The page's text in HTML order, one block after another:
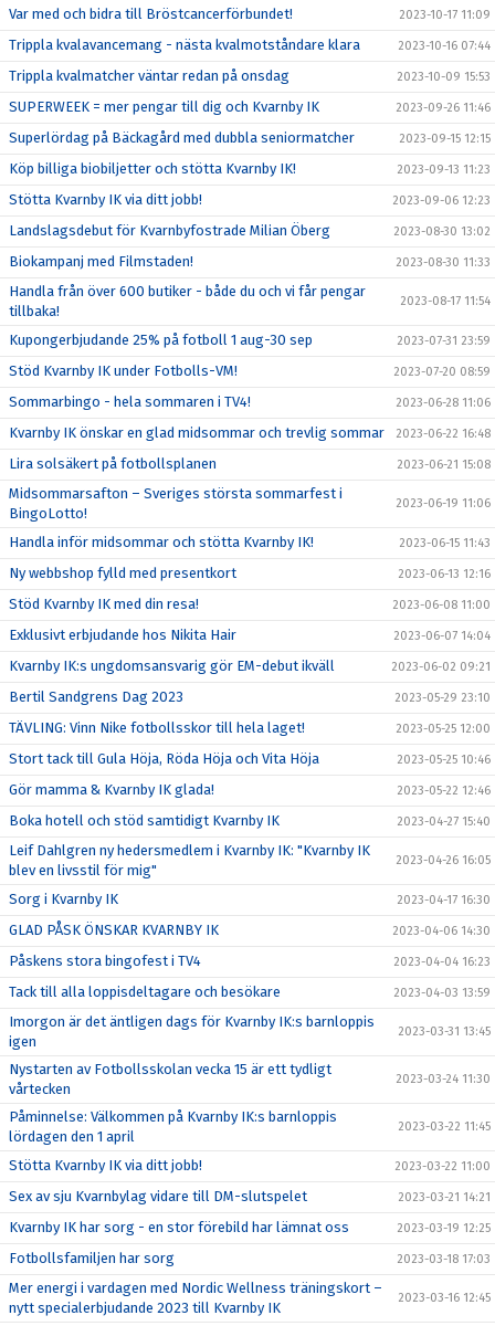
Var med och bidra till Bröstcancerförbundet! 2023-10-17 11:09
Trippla kvalavancemang - nästa kvalmotståndare klara 2023-10-16 07:44
Trippla kvalmatcher väntar redan på onsdag 2023-10-09 15:53
SUPERWEEK = mer pengar till dig och Kvarnby IK 2023-09-26 11:46
Superlördag på Bäckagård med dubbla seniormatcher 2023-09-15 12:15
Köp billiga biobiljetter och stötta Kvarnby IK! 2023-09-13 11:23
Stötta Kvarnby IK via ditt jobb! 2023-09-06 12:23
Landslagsdebut för Kvarnbyfostrade Milian Öberg 2023-08-30 13:02
Biokampanj med Filmstaden! 2023-08-30 11:33
Handla från över 600 butiker - både du och vi får pengar
tillbaka!
2023-08-17 11:54
Kupongerbjudande 25% på fotboll 1 aug-30 sep 2023-07-31 23:59
Stöd Kvarnby IK under Fotbolls-VM! 2023-07-20 08:59
Sommarbingo - hela sommaren i TV4! 2023-06-28 11:06
Kvarnby IK önskar en glad midsommar och trevlig sommar 2023-06-22 16:48
Lira solsäkert på fotbollsplanen 2023-06-21 15:08
Midsommarsafton – Sveriges största sommarfest i
BingoLotto!
2023-06-19 11:06
Handla inför midsommar och stötta Kvarnby IK! 2023-06-15 11:43
Ny webbshop fylld med presentkort 2023-06-13 12:16
Stöd Kvarnby IK med din resa! 2023-06-08 11:00
Exklusivt erbjudande hos Nikita Hair 2023-06-07 14:04
Kvarnby IK:s ungdomsansvarig gör EM-debut ikväll 2023-06-02 09:21
Bertil Sandgrens Dag 2023 2023-05-29 23:10
TÄVLING: Vinn Nike fotbollsskor till hela laget! 2023-05-25 12:00
Stort tack till Gula Höja, Röda Höja och Vita Höja 2023-05-25 10:46
Gör mamma & Kvarnby IK glada! 2023-05-22 12:46
Boka hotell och stöd samtidigt Kvarnby IK 2023-04-27 15:40
Leif Dahlgren ny hedersmedlem i Kvarnby IK: "Kvarnby IK
blev en livsstil för mig"
2023-04-26 16:05
Sorg i Kvarnby IK 2023-04-17 16:30
GLAD PÅSK ÖNSKAR KVARNBY IK 2023-04-06 14:30
Påskens stora bingofest i TV4 2023-04-04 16:23
Tack till alla loppisdeltagare och besökare 2023-04-03 13:59
Imorgon är det äntligen dags för Kvarnby IK:s barnloppis
igen
2023-03-31 13:45
Nystarten av Fotbollsskolan vecka 15 är ett tydligt
vårtecken
2023-03-24 11:30
Påminnelse: Välkommen på Kvarnby IK:s barnloppis
lördagen den 1 april
2023-03-22 11:45
Stötta Kvarnby IK via ditt jobb! 2023-03-22 11:00
Sex av sju Kvarnbylag vidare till DM-slutspelet 2023-03-21 14:21
Kvarnby IK har sorg - en stor förebild har lämnat oss 2023-03-19 12:25
Fotbollsfamiljen har sorg 2023-03-18 17:03
Mer energi i vardagen med Nordic Wellness träningskort –
nytt specialerbjudande 2023 till Kvarnby IK
2023-03-16 12:45